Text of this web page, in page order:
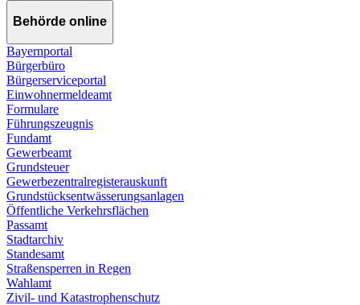
Behörde online
Bayernportal
Bürgerbüro
Bürgerserviceportal
Einwohnermeldeamt
Formulare
Führungszeugnis
Fundamt
Gewerbeamt
Grundsteuer
Gewerbezentralregisterauskunft
Grundstücksentwässerungsanlagen
Öffentliche Verkehrsflächen
Passamt
Stadtarchiv
Standesamt
Straßensperren in Regen
Wahlamt
Zivil- und Katastrophenschutz